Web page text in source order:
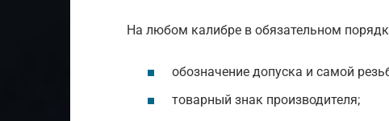
На любом калибре в обязательном
обозначение допуска и самой
товарный знак производителя;